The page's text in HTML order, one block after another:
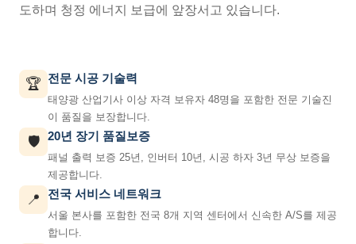
도하며 청정 에너지 보급에 앞장서고 있습니다.
🏆 전문 시공 기술력
태양광 산업기사 이상 자격 보유자 48명을 포함한 전문 기술진
이 품질을 보장합니다.
🛡️ 20년 장기 품질보증
패널 출력 보증 25년, 인버터 10년, 시공 하자 3년 무상 보증을
제공합니다.
📍 전국 서비스 네트워크
서울 본사를 포함한 전국 8개 지역 센터에서 신속한 A/S를 제공
합니다.